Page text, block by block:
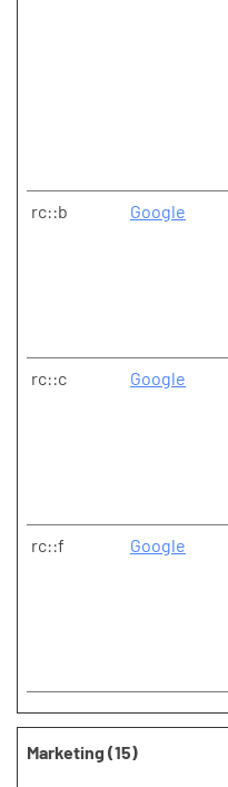
rc::b Google
rc::c Google
rc::f Google
Marketing (15)